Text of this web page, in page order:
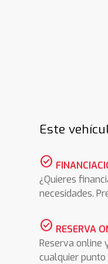
Este
check_circle
¿Quieres
necesidades.
check_circle RESERVA
Reserva online
cualquier